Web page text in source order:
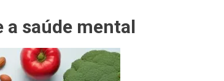
a saúde mental